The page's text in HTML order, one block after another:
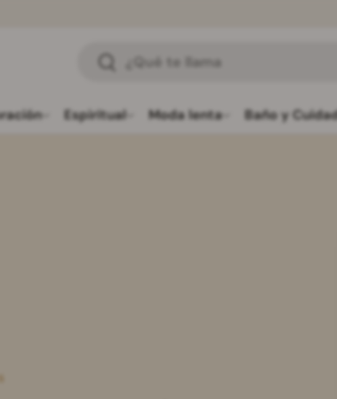
Buscar
Buscar
Espiritual Moda lenta Baño y